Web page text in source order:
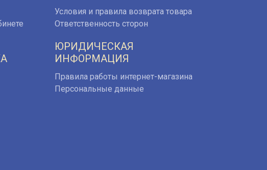
Условия и правила возврата товара
Ответственность сторон
ЮРИДИЧЕСКАЯ
ИНФОРМАЦИЯ
Правила работы интернет-магазина
Персональные данные